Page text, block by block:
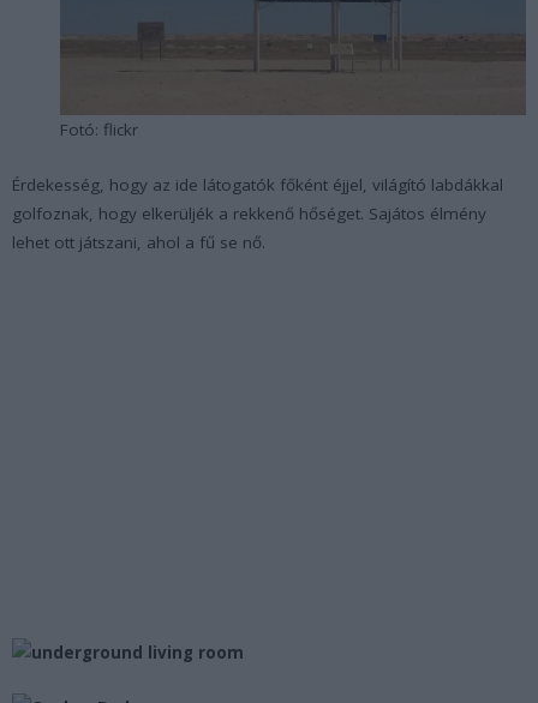
Fotó: flickr
Érdekesség, hogy az ide látogatók főként éjjel, világító labdákkal
golfoznak, hogy elkerüljék a rekkenő hőséget. Sajátos élmény
lehet ott játszani, ahol a fű se nő.